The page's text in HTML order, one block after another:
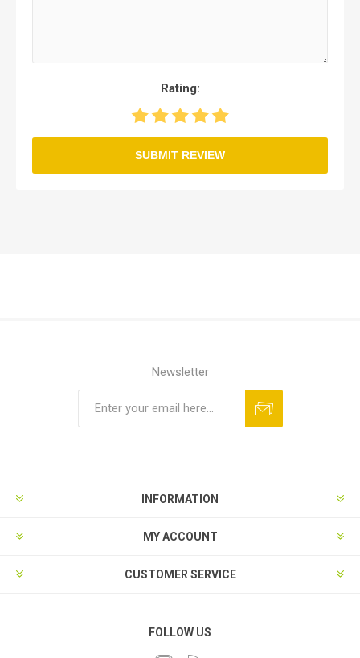
Rating:
SUBMIT REVIEW
Newsletter
INFORMATION
MY ACCOUNT
CUSTOMER SERVICE
FOLLOW US